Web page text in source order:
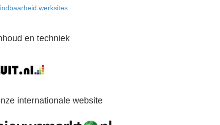
werksites
en techniek
internationale website